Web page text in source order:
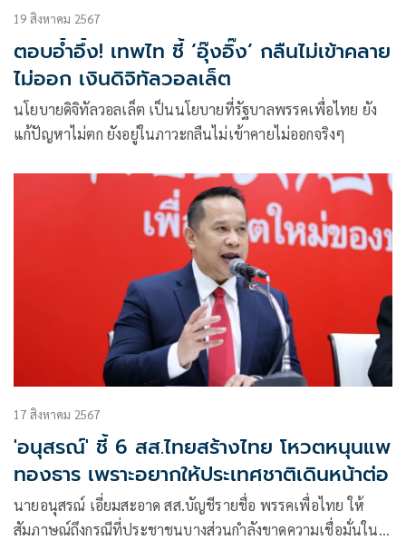
19 สิงหาคม 2567
ตอบอ้ำอึ้ง! เทพไท ชี้ ‘อุ๊งอิ๊ง’ กลืนไม่เข้าคลาย
ไม่ออก เงินดิจิทัลวอลเล็ต
นโยบายดิจิทัลวอลเล็ต เป็นนโยบายที่รัฐบาลพรรคเพื่อไทย ยัง
แก้ปัญหาไม่ตก ยังอยู่ในภาวะกลืนไม่เข้าคายไม่ออกจริงๆ
17 สิงหาคม 2567
'อนุสรณ์' ชี้ 6 สส.ไทยสร้างไทย โหวตหนุนแพ
ทองธาร เพราะอยากให้ประเทศชาติเดินหน้าต่อ
นายอนุสรณ์ เอี่ยมสะอาด สส.บัญชีรายชื่อ พรรคเพื่อไทย ให้
สัมภาษณ์ถึงกรณีที่ประชาชนบางส่วนกำลังขาดความเชื่อมั่นใน